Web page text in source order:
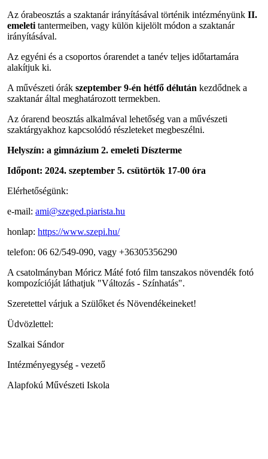
Az órabeosztás a szaktanár irányításával történik intézményünkII.
emeleti tantermeiben, vagy külön kijelölt módon a szaktanár
irányításával.
Az egyéni és a csoportos órarendet a tanév teljes időtartamára
alakítjuk ki.
A művészeti órákszeptember 9-én hétfő délután kezdődnek a
szaktanár által meghatározott termekben.
Az órarend beosztás alkalmával lehetőség van a művészeti
szaktárgyakhoz kapcsolódó részleteket megbeszélni.
Helyszín: a gimnázium 2. emeleti Díszterme
Időpont: 2024. szeptember 5. csütörtök 17-00 óra
Elérhetőségünk:
e-mail:ami@szeged.piarista.hu
honlap:https://www.szepi.hu/
telefon: 06 62/549-090, vagy +36305356290
A csatolmányban Móricz Máté fotó film tanszakos növendék fotó
kompozícióját láthatjuk "Változás - Színhatás".
Szeretettel várjuk a Szülőket és Növendékeineket!
Üdvözlettel:
Szalkai Sándor
Intézményegység - vezető
Alapfokú Művészeti Iskola